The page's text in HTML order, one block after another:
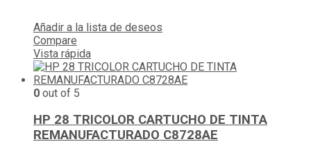
Añadir a la lista de deseos
Compare
Vista rápida
0 out of 5
HP 28 TRICOLOR CARTUCHO DE TINTA
REMANUFACTURADO C8728AE